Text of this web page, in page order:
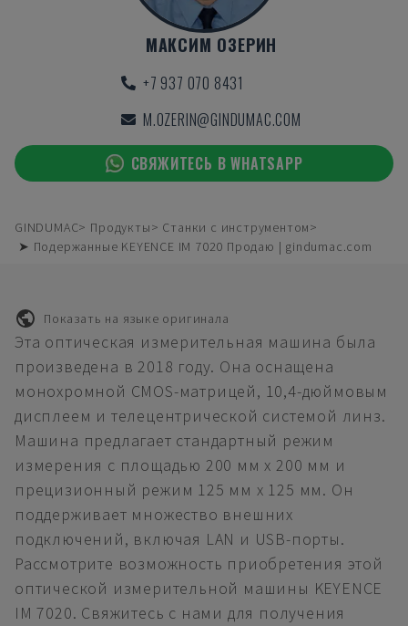
МАКСИМ ОЗЕРИН
+7 937 070 8431
M.OZERIN@GINDUMAC.COM
СВЯЖИТЕСЬ В WHATSAPP
GINDUMAC Продукты
Станки с инструментом
➤ Подержанные KEYENCE IM 7020 Продаю | gindumac.com
Показать на языке оригинала
Эта оптическая измерительная машина была
произведена в 2018 году. Она оснащена
монохромной CMOS-матрицей, 10,4-дюймовым
дисплеем и телецентрической системой линз.
Машина предлагает стандартный режим
измерения с площадью 200 мм x 200 мм и
прецизионный режим 125 мм x 125 мм. Он
поддерживает множество внешних
подключений, включая LAN и USB-порты.
Рассмотрите возможность приобретения этой
оптической измерительной машины KEYENCE
IM 7020. Свяжитесь с нами для получения